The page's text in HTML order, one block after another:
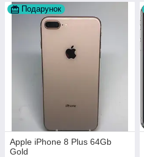
Подарунок
Apple iPhone 8 Plus 64Gb
Gold